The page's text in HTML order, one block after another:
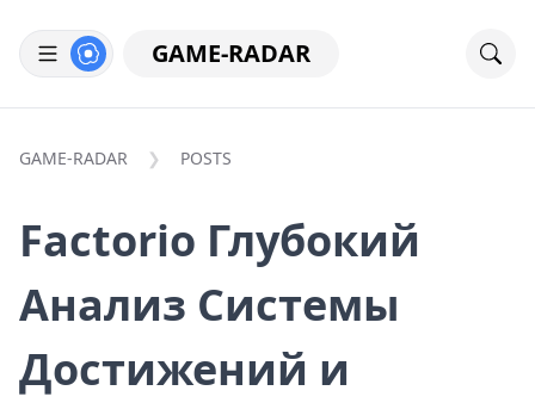
GAME-RADAR
GAME-RADAR POSTS
Factorio Глубокий
Анализ Системы
Достижений и